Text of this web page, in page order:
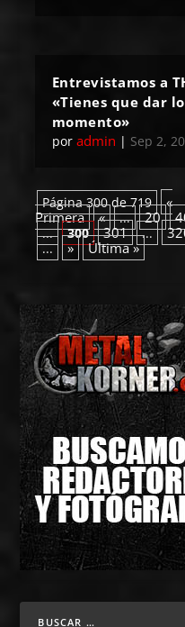
Entrevistamos a
«Tienes que dar
momento»
por admin | Sep 2,
Página 300 de 719
«
Primera
« ... 20
... 300 301 ...
... » Última »